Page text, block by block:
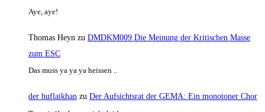
Aye, aye!
Thomas Heyn zu DMDKM009 Die Meinung der Kritischen Masse
zum ESC
Das muss ya ya ya heissen ..
der huflaikhan zu Der Aufsichtsrat der GEMA: Ein monotoner Chor